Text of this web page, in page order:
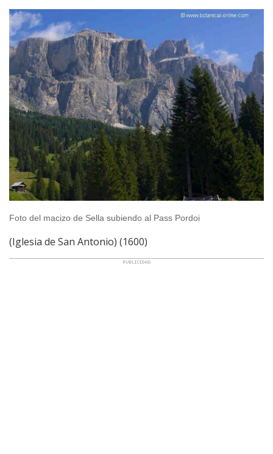
Foto del macizo de Sella subiendo al Pass Pordoi
(Iglesia de San Antonio) (1600)